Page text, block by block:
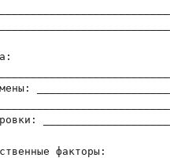
факторы: